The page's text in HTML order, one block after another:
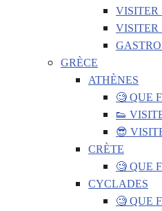
VISITER
VISITER
GRÈCE
ATHÈNES
🧐 QUE
👟
😎
CRÈTE
🧐 QUE
CYCLADES
🧐 QUE